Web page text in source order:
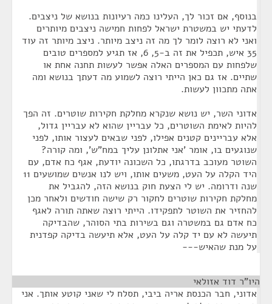
בנוסף, אם זכור לך, העלינו כמה רעיונות בנושא של ניצבים.
לדעתי יש במשטרת ישראל לפחות חמישה ניצבים מיותרים
ואני לא רוצה לומר לך מה זה ניצב מיותר. ניצב מיותר זה עוד
35 איש, תכפיל את זה ב-5, 6, אז תגיע למספרים טובים
שלפחות עם המספרים האלה אפשר לעשות תחנה אחת או
שתיים. אז גם כאן הייתי רוצה לשמוע מה דעתך בנושא ומה
אתה מתכוון לעשות.
אדוני השר, יש נושא שנקרא מחלקת חקירות שוטרים. זה הפך
להיות לאימת השוטרים, כל עבריין שהוא לא עבריין גדול,
אלא עבריינים קטנים אפילו, לפני שבאים לעצור אותו, לפני
שנוגעים בו, אומר 'אני אתלונן עליך במח"ש', ומה קורה?
השוטר מעוכב בדרגתו, כל השכונה יודעת, אגף כח אדם, עם
היד הקלה על העט, משעים אותו, ויש לנו אנשים שמושעים 11
שנה ודרומה. יש לי הצעת חוק בנושא הזה, להגביל את
מחלקת חקירות שוטרים לחקור רק שישה חודשים ולאחר מכן
להחזיר את השוטר לתפקידו. הייתי רוצה שאתה תורה לאגף
כח אדם גם במשטרה וגם בשירות בתי הסוהר, שהבדיקה
תיעשה לא עם יד קלה על העט, אלא תיעשה בדיקה קפדנית
על מנת שהאיש---
היו"ר דוד אזולאי
אדוני, חבר הכנסת אריה ביבי, תסלח לי שאני קוטע אותך. אני